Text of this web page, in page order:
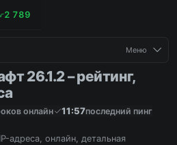
2 789
Меню
26.1.2 – рейтинг,
онлайн 11:57последний пинг
адреса, онлайн, детальная